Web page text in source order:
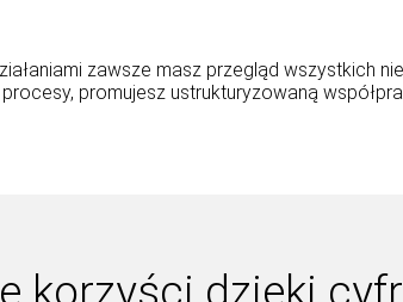
zawsze masz przegląd wszystkich
promujesz ustrukturyzowaną